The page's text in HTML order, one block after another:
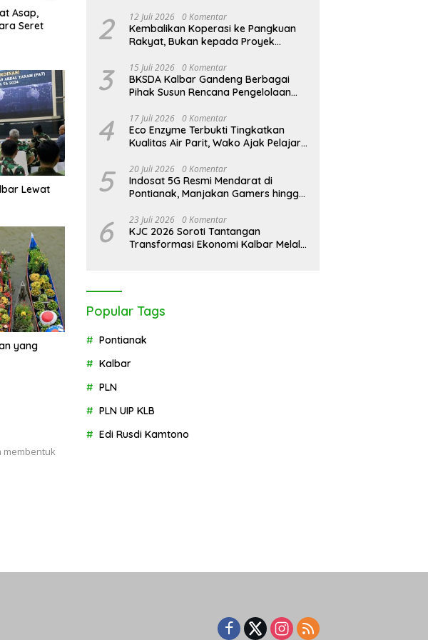
KJC 2026: Peringati Hari
Mangrove Sedunia di Medan
Mas, Kolaborasi Lintas Elemen
Tegaskan Pentingnya Jaga
Benteng Pesisir Kalbar
APBDes, Kades Medan Mas
Ajak Lintas Elemen Bersatu
Jaga Kawasan Mangrove
Lewat
yang
membentuk
2 12 Juli 2026 0 Komentar
Kembalikan Koperasi ke Pangkuan
Rakyat, Bukan kepada Proyek
3 15 Juli 2026 0 Komentar
BKSDA Kalbar Gandeng Berbagai
Pihak Susun Rencana Pengelolaan
Karimata 2027-2036
4 17 Juli 2026 0 Komentar
Eco Enzyme Terbukti Tingkatkan
Kualitas Air Parit, Wako Ajak Pelajar
5 20 Juli 2026 0 Komentar
Indosat 5G Resmi Mendarat di
Pontianak, Manjakan Gamers hingga
6 23 Juli 2026 0 Komentar
KJC 2026 Soroti Tantangan
Transformasi Ekonomi Kalbar Melalui
Popular Tags
Pontianak
Kalbar
PLN
PLN UIP KLB
Edi Rusdi Kamtono